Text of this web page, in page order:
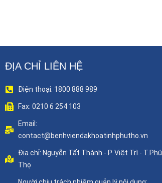
ĐỊA CHỈ LIÊN HỆ
Điện thoại: 1800 888 989
Fax: 0210 6 254 103
Email:
contact@benhviendakhoatinhphutho.vn
Địa chỉ: Nguyễn Tất Thành - P. Việt Trì - T.Phú
Thọ